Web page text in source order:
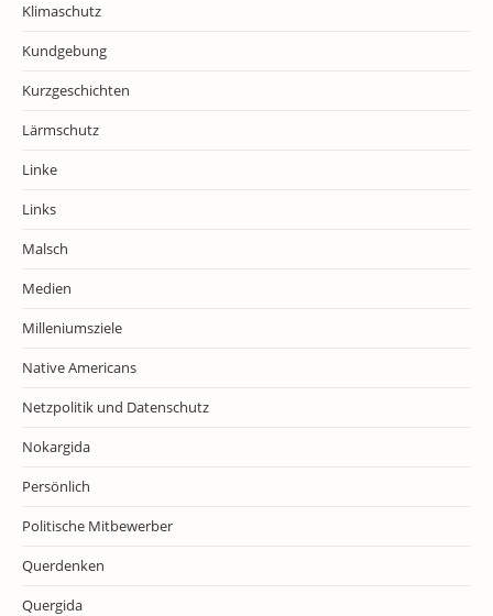
Klimaschutz
Kundgebung
Kurzgeschichten
Lärmschutz
Linke
Links
Malsch
Medien
Milleniumsziele
Native Americans
Netzpolitik und Datenschutz
Nokargida
Persönlich
Politische Mitbewerber
Querdenken
Quergida